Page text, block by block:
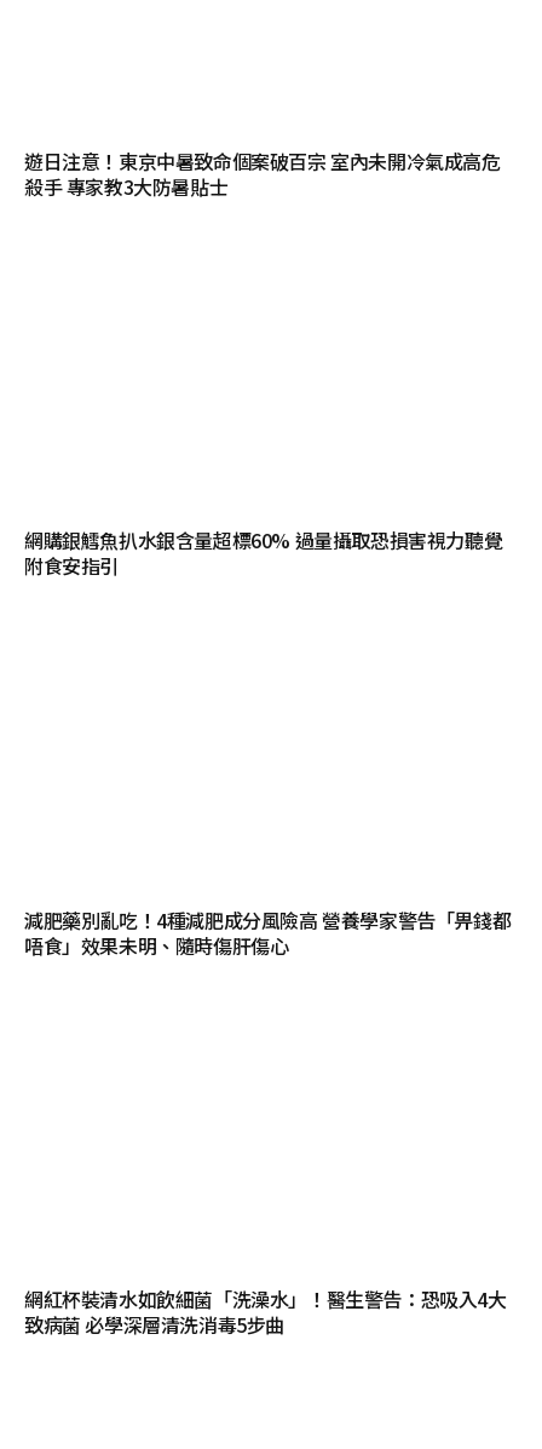
遊日注意！東京中暑致命個案破百宗 室內未開冷氣成高危
殺手 專家教3大防暑貼士
網購銀鱈魚扒水銀含量超標60% 過量攝取恐損害視力聽覺
附食安指引
減肥藥別亂吃！4種減肥成分風險高 營養學家警告「畀錢都
唔食」效果未明、隨時傷肝傷心
網紅杯裝清水如飲細菌「洗澡水」！醫生警告：恐吸入4大
致病菌 必學深層清洗消毒5步曲